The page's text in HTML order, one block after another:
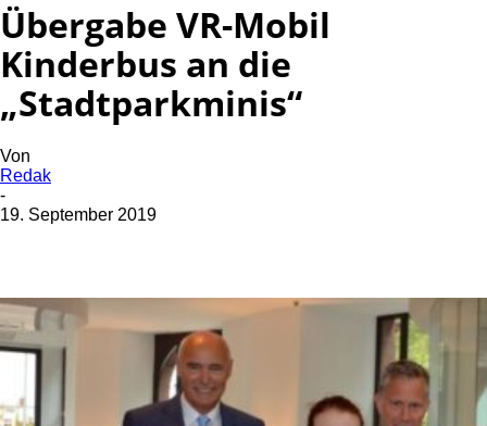
Übergabe VR-Mobil
Kinderbus an die
„Stadtparkminis“
Von
Redak
-
19. September 2019